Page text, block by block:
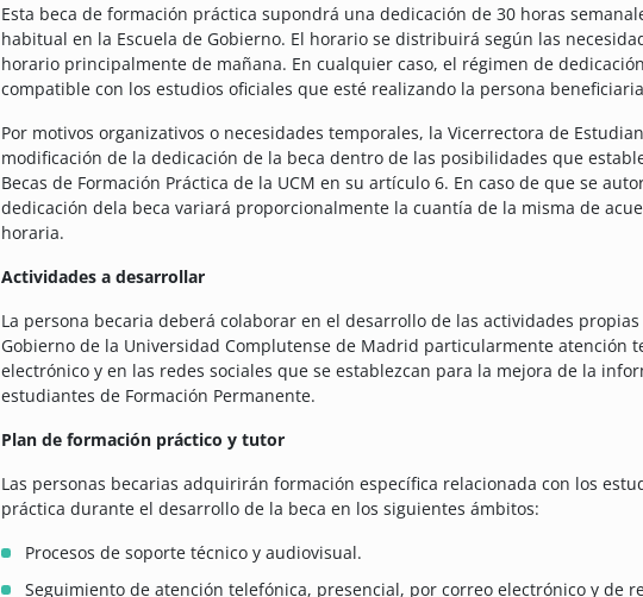
Esta beca de formación práctica supondrá una dedicación de 30 horas
habitual en la Escuela de Gobierno. El horario se distribuirá según las
horario principalmente de mañana. En cualquier caso, el régimen de
compatible con los estudios oficiales que esté realizando la persona
Por motivos organizativos o necesidades temporales, la Vicerrectora de
modificación de la dedicación de la beca dentro de las posibilidades que
Becas de Formación Práctica de la UCM en su artículo 6. En caso de que se
dedicación dela beca variará proporcionalmente la cuantía de la misma de
horaria.
Actividades a desarrollar
La persona becaria deberá colaborar en el desarrollo de las actividades
Gobierno de la Universidad Complutense de Madrid particularmente atención
electrónico y en las redes sociales que se establezcan para la mejora de la
estudiantes de Formación Permanente.
Plan de formación práctico y tutor
Las personas becarias adquirirán formación específica relacionada con los
práctica durante el desarrollo de la beca en los siguientes ámbitos:
Procesos de soporte técnico y audiovisual.
Seguimiento de atención telefónica, presencial, por correo electrónico y de